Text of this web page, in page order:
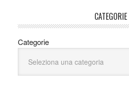
CATEGORIE
Categorie